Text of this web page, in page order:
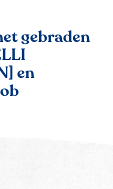
gebraden
en